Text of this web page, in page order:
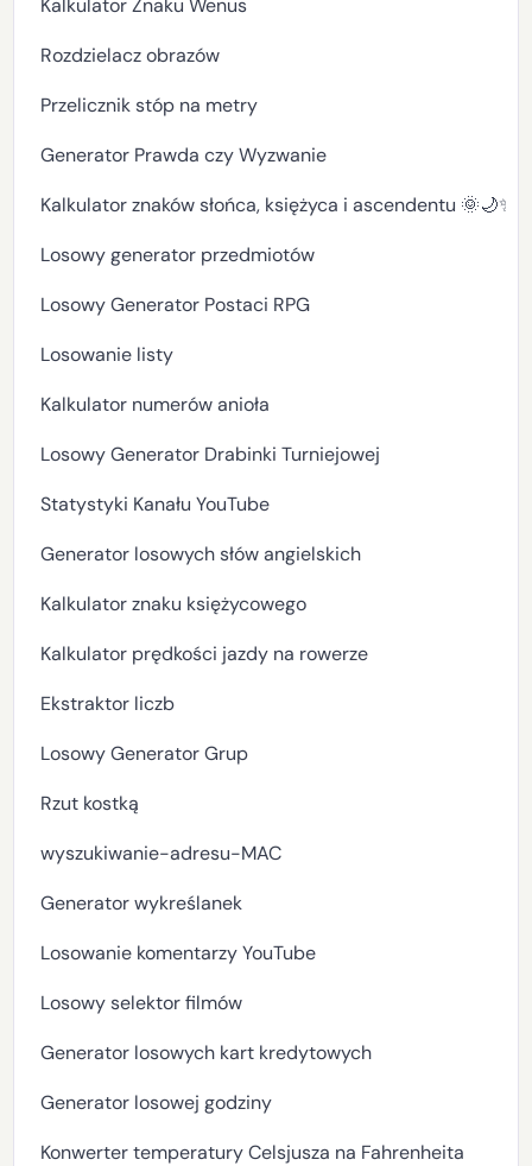
Kalkulator Znaku Wenus
Rozdzielacz obrazów
Przelicznik stóp na metry
Generator Prawda czy Wyzwanie
Kalkulator znaków słońca, księżyca i ascendentu 🌞🌙✨
Losowy generator przedmiotów
Losowy Generator Postaci RPG
Losowanie listy
Kalkulator numerów anioła
Losowy Generator Drabinki Turniejowej
Statystyki Kanału YouTube
Generator losowych słów angielskich
Kalkulator znaku księżycowego
Kalkulator prędkości jazdy na rowerze
Ekstraktor liczb
Losowy Generator Grup
Rzut kostką
wyszukiwanie-adresu-MAC
Generator wykreślanek
Losowanie komentarzy YouTube
Losowy selektor filmów
Generator losowych kart kredytowych
Generator losowej godziny
Konwerter temperatury Celsjusza na Fahrenheita